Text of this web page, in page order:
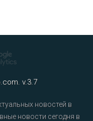
v.3.7
новостей в
новости сегодня в